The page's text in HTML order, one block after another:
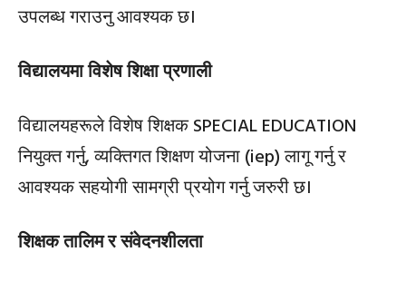
उपलब्ध गराउनु आवश्यक छ।
विद्यालयमा विशेष शिक्षा प्रणाली
विद्यालयहरूले विशेष शिक्षक SPECIAL EDUCATION
नियुक्त गर्नु, व्यक्तिगत शिक्षण योजना (iep) लागू गर्नु र
आवश्यक सहयोगी सामग्री प्रयोग गर्नु जरुरी छ।
शिक्षक तालिम र संवेदनशीलता